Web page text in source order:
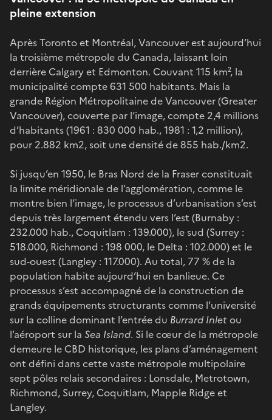
pleine extension
Après Toronto et Montréal, Vancouver est aujourd’hui
la troisième métropole du Canada, laissant loin
derrière Calgary et Edmonton. Couvant 115 km², la
municipalité compte 631 500 habitants. Mais la
grande Région Métropolitaine de Vancouver (Greater
Vancouver), couverte par l’image, compte 2,4 millions
d’habitants (1961 : 830 000 hab., 1981 : 1,2 million),
pour 2.882 km2, soit une densité de 855 hab./km2.
Si jusqu’en 1950, le Bras Nord de la Fraser constituait
la limite méridionale de l’agglomération, comme le
montre bien l’image, le processus d’urbanisation s’est
depuis très largement étendu vers l’est (Burnaby :
232.000 hab., Coquitlam : 139.000), le sud (Surrey :
518.000, Richmond : 198 000, le Delta : 102.000) et le
sud-ouest (Langley : 117.000). Au total, 77 % de la
population habite aujourd’hui en banlieue. Ce
processus s’est accompagné de la construction de
grands équipements structurants comme l’université
sur la colline dominant l’entrée du Burrard Inletou
l’aéroport sur la Sea Island. Si le cœur de la métropole
demeure le CBD historique, les plans d’aménagement
ont défini dans cette vaste métropole multipolaire
sept pôles relais secondaires : Lonsdale, Metrotown,
Richmond, Surrey, Coquitlam, Mapple Ridge et
Langley.